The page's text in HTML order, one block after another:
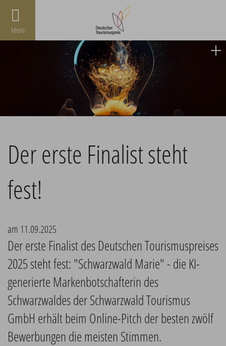
Menü
Der erste Finalist steht
fest!
am 11.09.2025
Der erste Finalist des Deutschen Tourismuspreises
2025 steht fest: "Schwarzwald Marie" - die KI-
generierte Markenbotschafterin des
Schwarzwaldes der Schwarzwald Tourismus
GmbH erhält beim Online-Pitch der besten zwölf
Bewerbungen die meisten Stimmen.